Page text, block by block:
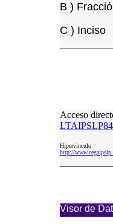
B )
C ) Inciso
Acceso
Hipervinculo
http://
Visor de